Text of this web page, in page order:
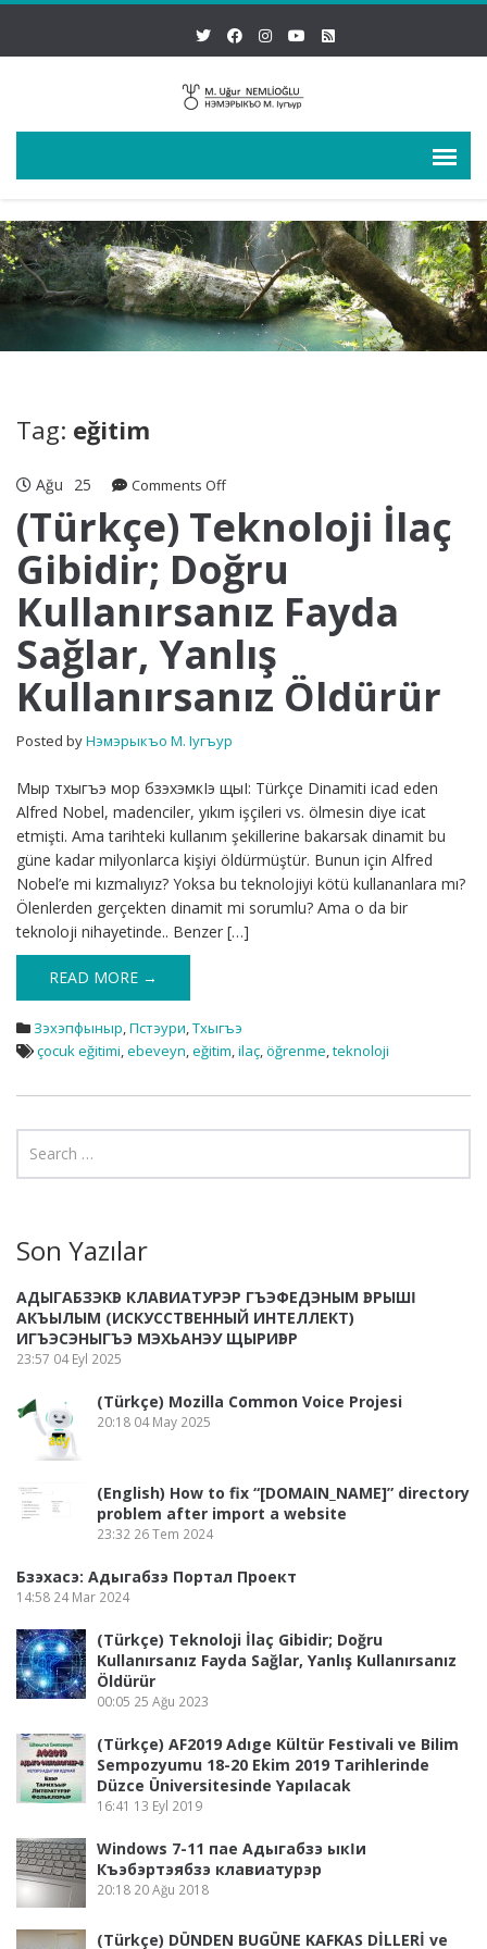
Tag: eğitim
Ağu 25 Comments Offon
Teknoloji
İlaç
Gibidir;
Doğru
Kullanırsanız
Fayda
Sağlar,
Yanlış
Kullanırsanız
Öldürür
(Türkçe) Teknoloji İlaç
Gibidir; Doğru
Kullanırsanız Fayda
Sağlar, Yanlış
Kullanırsanız Öldürür
Posted byНэмэрыкъо М. Iугъур
Мыр тхыгъэ мор бзэхэмкIэ щыI: Türkçe Dinamiti icad eden
Alfred Nobel, madenciler, yıkım işçileri vs. ölmesin diye icat
etmişti. Ama tarihteki kullanım şekillerine bakarsak dinamit bu
güne kadar milyonlarca kişiyi öldürmüştür. Bunun için Alfred
Nobel’e mi kızmalıyız? Yoksa bu teknolojiyi kötü kullananlara mı?
Ölenlerden gerçekten dinamit mi sorumlu? Ama o da bir
teknoloji nihayetinde.. Benzer […]
READ MORE →
Зэхэпфыныр,Пстэури,Тхыгъэ
çocuk eğitimi,ebeveyn,eğitim,ilaç,öğrenme,teknoloji
Son Yazılar
АДЫГАБЗЭКӀЭ КЛАВИАТУРЭР ГЪЭФЕДЭНЫМ ӀЭРЫШӀ
АКЪЫЛЫМ (ИСКУССТВЕННЫЙ ИНТЕЛЛЕКТ)
ИГЪЭСЭНЫГЪЭ МЭХЬАНЭУ ЩЫРИӀЭР
23:57 04 Eyl 2025
(Türkçe) Mozilla Common Voice Projesi
20:18 04 May 2025
(English) How to fix “[DOMAIN_NAME]” directory
problem after import a website
23:32 26 Tem 2024
Бзэхасэ: Адыгабзэ Портал Проект
14:58 24 Mar 2024
(Türkçe) Teknoloji İlaç Gibidir; Doğru
Kullanırsanız Fayda Sağlar, Yanlış Kullanırsanız
Öldürür
00:05 25 Ağu 2023
(Türkçe) AF2019 Adıge Kültür Festivali ve Bilim
Sempozyumu 18-20 Ekim 2019 Tarihlerinde
Düzce Üniversitesinde Yapılacak
16:41 13 Eyl 2019
Windows 7-11 пае Адыгабзэ ыкӏи
Къэбэртэябзэ клавиатурэр
20:18 20 Ağu 2018
(Türkçe) DÜNDEN BUGÜNE KAFKAS DİLLERİ ve